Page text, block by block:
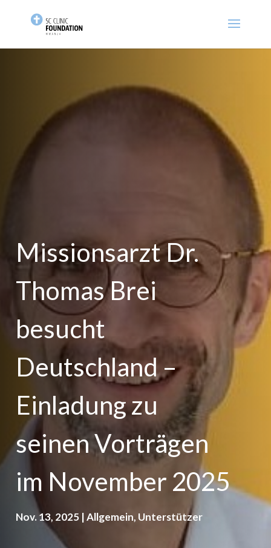
Missionsarzt Dr.
Thomas Brei
besucht
Deutschland –
Einladung zu
seinen Vorträgen
im November 2025
Nov. 13, 2025|Allgemein, Unterstützer